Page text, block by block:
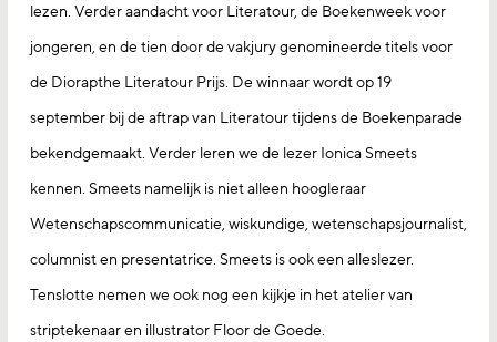
lezen. Verder aandacht voor Literatour, de Boekenweek voor
jongeren, en de tien door de vakjury genomineerde titels voor
de Diorapthe Literatour Prijs. De winnaar wordt op 19
september bij de aftrap van Literatour tijdens de Boekenparade
bekendgemaakt. Verder leren we de lezer Ionica Smeets
kennen. Smeets namelijk is niet alleen hoogleraar
Wetenschapscommunicatie, wiskundige, wetenschapsjournalist,
columnist en presentatrice. Smeets is ook een alleslezer.
Tenslotte nemen we ook nog een kijkje in het atelier van
striptekenaar en illustrator Floor de Goede.